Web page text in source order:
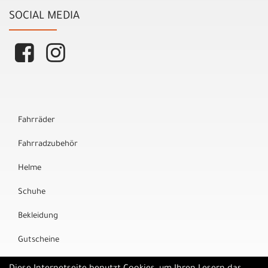
SOCIAL MEDIA
Fahrräder
Fahrradzubehör
Helme
Schuhe
Bekleidung
Gutscheine
Marken